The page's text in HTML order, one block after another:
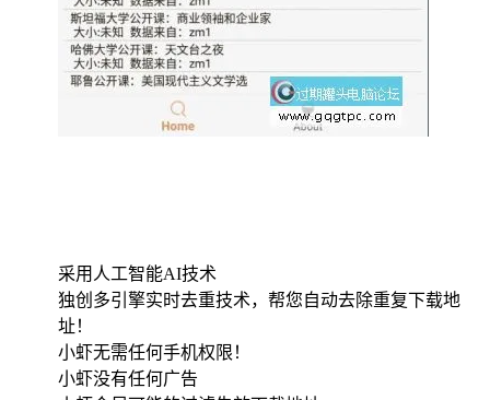
采用人工智能AI技术
独创多引擎实时去重技术，帮您自动去除重复下载地
址！
小虾无需任何手机权限！
小虾没有任何广告